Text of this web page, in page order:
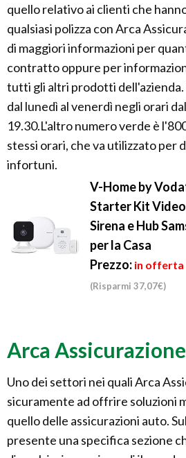
quello relativo ai clienti che
qualsiasi polizza con Arca
di maggiori informazioni per
contratto oppure per
tutti gli altri prodotti
dal lunedì al venerdì negli orari
19.30.L'altro numero verde è
stessi orari, che va utilizzato per
infortuni.
V-Home by
Starter Kit
Sirena e Hub
per la Casa
Prezzo: in offerta
(Risparmi 37,07€)
Arca
Uno dei settori nei quali Arca
sicuramente ad offrire soluzioni
quello delle assicurazioni auto.
presente una specifica sezione